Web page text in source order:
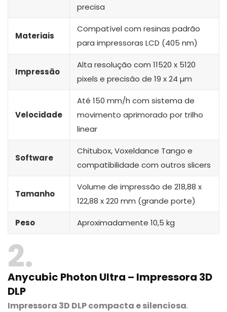
precisa
Materiais
Compatível com resinas padrão
para impressoras LCD (405 nm)
Impressão
Alta resolução com 11520 x 5120
pixels e precisão de 19 x 24 µm
Velocidade
Até 150 mm/h com sistema de
movimento aprimorado por trilho
linear
Software
Chitubox, Voxeldance Tango e
compatibilidade com outros slicers
Tamanho
Volume de impressão de 218,88 x
122,88 x 220 mm (grande porte)
Peso Aproximadamente 10,5 kg
2
Anycubic Photon Ultra – Impressora 3D
DLP
Impressora 3D DLP compacta e silenciosa.